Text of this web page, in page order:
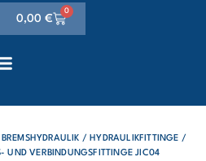
0,00 €
0
/ HYDRAULIKFITTINGE /
UND VERBINDUNGSFITTINGE JIC04